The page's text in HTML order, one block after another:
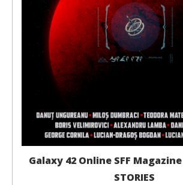
Galaxy 42 Online SFF Magazine
STORIES